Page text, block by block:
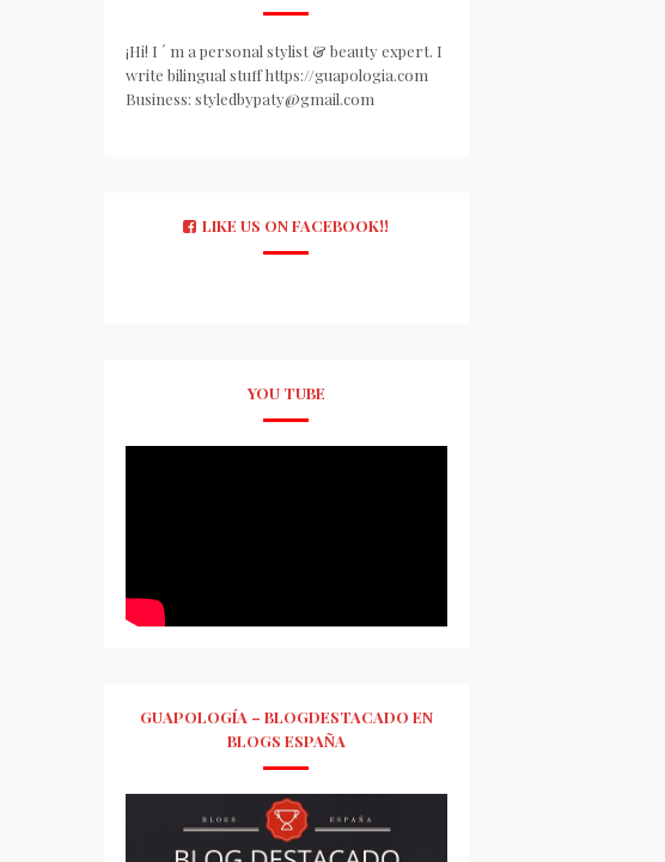
¡Hi! I ´ m a personal stylist & beauty expert. I
write bilingual stuff https://guapologia.com
Business: styledbypaty@gmail.com
LIKE US ON FACEBOOK!!
YOU TUBE
GUAPOLOGÍA – BLOGDESTACADO EN
BLOGS ESPAÑA